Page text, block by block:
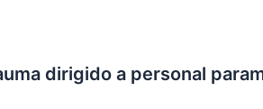
dirigido a personal